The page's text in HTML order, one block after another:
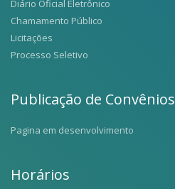
Diário Oficial Eletrônico
Chamamento Público
Licitações
Processo Seletivo
Publicação de Convênios
Pagina em desenvolvimento
Horários